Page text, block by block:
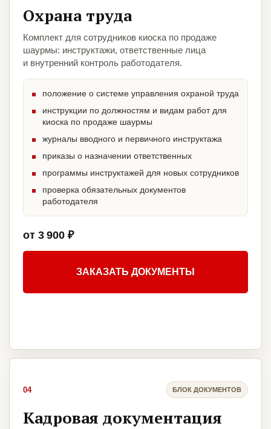
Охрана труда
Комплект для сотрудников киоска по продаже
шаурмы: инструктажи, ответственные лица
и внутренний контроль работодателя.
положение о системе управления охраной труда
инструкции по должностям и видам работ для
киоска по продаже шаурмы
журналы вводного и первичного инструктажа
приказы о назначении ответственных
программы инструктажей для новых сотрудников
проверка обязательных документов
работодателя
от 3 900 ₽
ЗАКАЗАТЬ ДОКУМЕНТЫ
04 БЛОК ДОКУМЕНТОВ
Кадровая документация